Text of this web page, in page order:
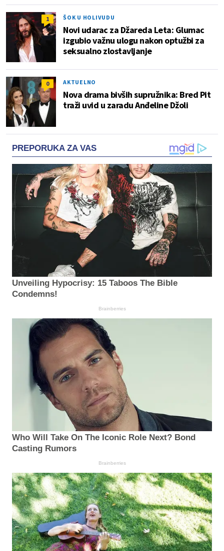
1 ŠOK U HOLIVUDU
Novi udarac za Džareda Leta: Glumac
izgubio važnu ulogu nakon optužbi za
seksualno zlostavljanje
0 AKTUELNO
Nova drama bivših supružnika: Bred Pit
traži uvid u zaradu Anđeline Džoli
PREPORUKA ZA VAS
Unveiling Hypocrisy: 15 Taboos The Bible
Condemns!
Brainberries
Who Will Take On The Iconic Role Next? Bond
Casting Rumors
Brainberries